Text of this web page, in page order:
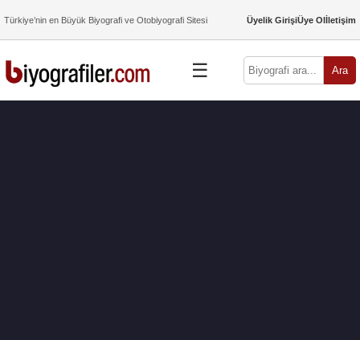
Türkiye’nin en Büyük Biyografi ve Otobiyografi Sitesi Üyelik GirişiÜye Olİletişim
☰ Ara